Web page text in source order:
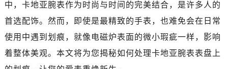
中，卡地亚腕表作为时尚与时间的完美结合，是许多人的
首选配饰。然而，即使是最精致的手表，也难免会在日常
使用中遇到划痕，就像电磁炉表面的微小瑕疵一样，影响
着整体美观。本文将为您揭秘如何处理卡地亚腕表表盘上